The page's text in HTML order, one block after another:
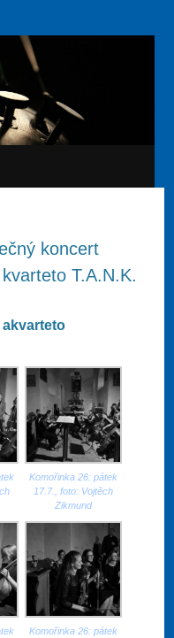
koncert
T.A.N.K.
akvarteto
Komořinka 26: pátek
17.7., foto: Vojtěch
Zikmund
Komořinka 26: pátek